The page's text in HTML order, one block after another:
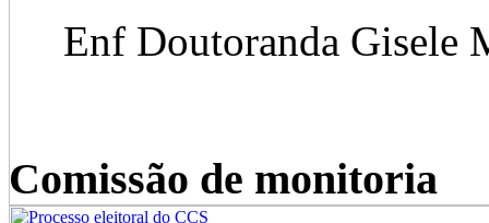
Enf Doutoranda Gisele
Comissão de monitoria